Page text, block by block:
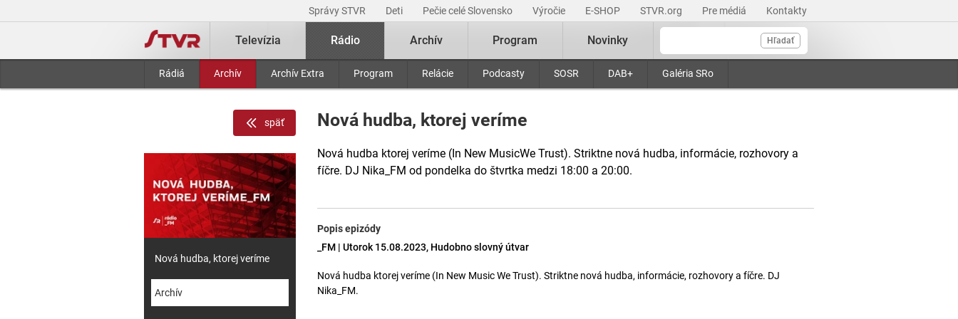
Správy STVR Deti Pečie celé Slovensko Výročie E-SHOP STVR.org Pre médiá Kontakty
Hľadať
Televízia Rádio
Rádiá Archív Archív Extra Program Relácie Podcasty SOSR DAB+ Galéria SRo
Archív Program Novinky
Nová hudba, ktorej veríme
Nová hudba ktorej veríme (In New MusicWe Trust). Striktne nová hudba, informácie, rozhovory a
fíčre. DJ Nika_FM od pondelka do štvrtka medzi 18:00 a 20:00.
Popis epizódy
_FM | Utorok 15.08.2023, Hudobno slovný útvar
Nová hudba ktorej veríme (In New Music We Trust). Striktne nová hudba, informácie, rozhovory a fíčre. DJ
Nika_FM.
späť
Nová hudba, ktorej veríme
Archív